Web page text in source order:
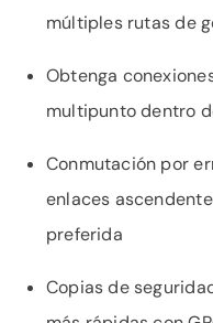
múltiples rutas de
Obtenga
multipunto dentro
Conmutación por
enlaces
preferida
Copias de